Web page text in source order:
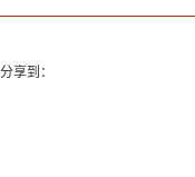
分享到：